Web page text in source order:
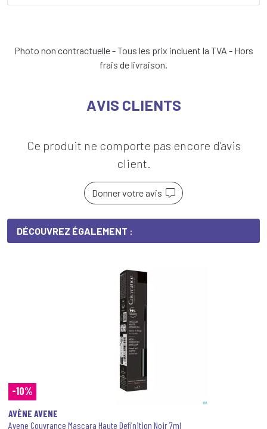
Photo non contractuelle - Tous les prix incluent la TVA - Hors
frais de livraison.
AVIS CLIENTS
Ce produit ne comporte pas encore d’avis
client.
Donner votre avis
DÉCOUVREZ ÉGALEMENT :
-10%
AVÈNE AVENE
Avene Couvrance Mascara Haute Definition Noir 7ml